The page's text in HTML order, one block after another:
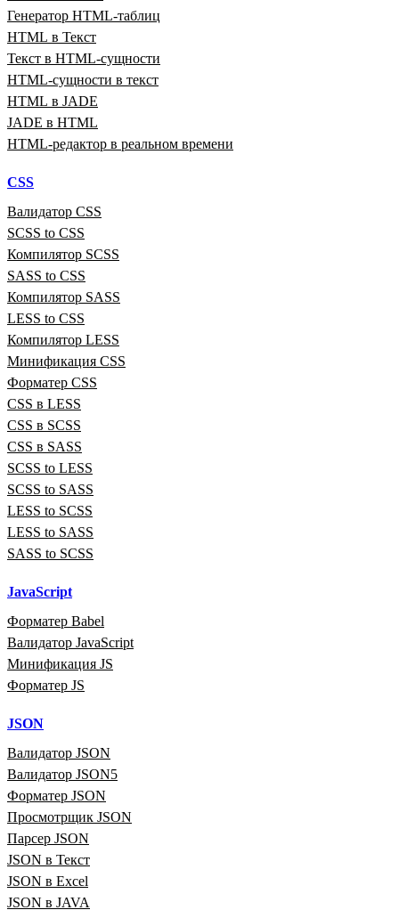
Генератор HTML‑таблиц
HTML в Текст
Текст в HTML‑сущности
HTML‑сущности в текст
HTML в JADE
JADE в HTML
HTML‑редактор в реальном времени
CSS
Валидатор CSS
SCSS to CSS
Компилятор SCSS
SASS to CSS
Компилятор SASS
LESS to CSS
Компилятор LESS
Минификация CSS
Форматер CSS
CSS в LESS
CSS в SCSS
CSS в SASS
SCSS to LESS
SCSS to SASS
LESS to SCSS
LESS to SASS
SASS to SCSS
JavaScript
Форматер Babel
Валидатор JavaScript
Минификация JS
Форматер JS
JSON
Валидатор JSON
Валидатор JSON5
Форматер JSON
Просмотрщик JSON
Парсер JSON
JSON в Текст
JSON в Excel
JSON в JAVA